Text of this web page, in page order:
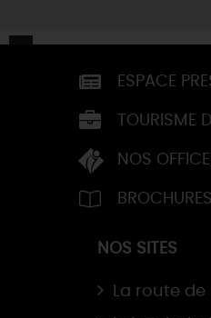
ESPACE
TOURISME
NOS
BROCHURES
NOS SITES
La route de